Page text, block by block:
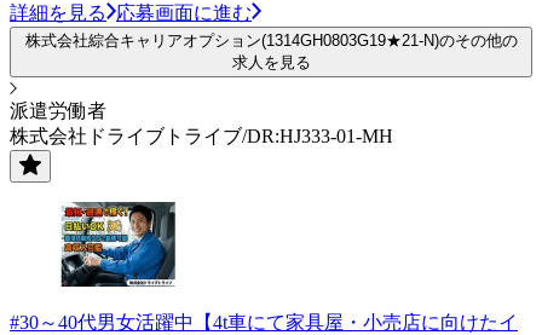
詳細を見る 応募画面に進む
株式会社綜合キャリアオプション(1314GH0803G19★21-N)のその他の
求人を見る
派遣労働者
株式会社ドライブトライブ/DR:HJ333-01-MH
#30～40代男女活躍中【4t車にて家具屋・小売店に向けたイ